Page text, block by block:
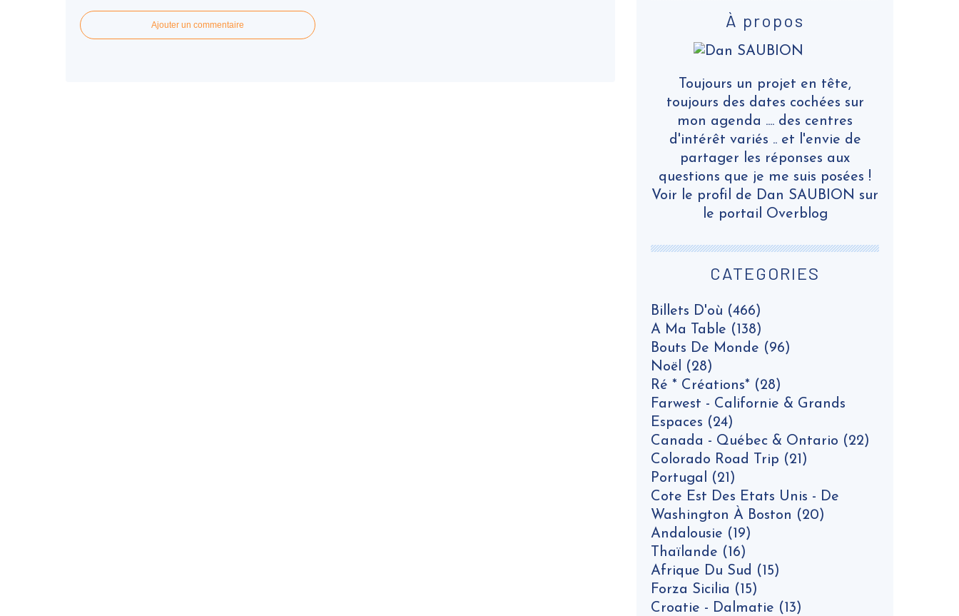
Ajouter un commentaire
CATEGORIES
Billets D'où (466)
A Ma Table (138)
Bouts De Monde (96)
Noël (28)
Ré * Créations* (28)
Farwest - Californie & Grands
Espaces (24)
Canada - Québec & Ontario (22)
Colorado Road Trip (21)
Portugal (21)
Cote Est Des Etats Unis - De
Washington À Boston (20)
Andalousie (19)
Thaïlande (16)
Afrique Du Sud (15)
Forza Sicilia (15)
Croatie - Dalmatie (13)
À propos
Toujours un projet en tête,
toujours des dates cochées sur
mon agenda .... des centres
d'intérêt variés .. et l'envie de
partager les réponses aux
questions que je me suis posées !
Voir le profil de Dan SAUBION sur
le portail Overblog